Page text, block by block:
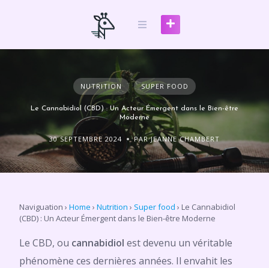
NUTRITION SUPER FOOD
Le Cannabidiol (CBD) : Un Acteur Émergent dans le Bien-être
Moderne
30 SEPTEMBRE 2024 PAR JEANNE CHAMBERT
Naviguation › Home › Nutrition › Super food › Le Cannabidiol
(CBD) : Un Acteur Émergent dans le Bien-être Moderne
Le CBD, ou cannabidiol est devenu un véritable
phénomène ces dernières années. Il envahit les